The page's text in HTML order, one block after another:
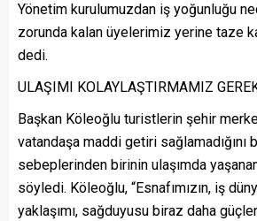
Yönetim kurulumuzdan iş yoğunluğu
zorunda kalan üyelerimiz yerine taze
dedi.
ULAŞIMI KOLAYLAŞTIRMAMIZ
Başkan Köleoğlu turistlerin şehir
vatandaşa maddi getiri sağlamadığını
sebeplerinden birinin ulaşımda
söyledi. Köleoğlu, “Esnafımızın, iş
yaklaşımı, sağduyusu biraz daha